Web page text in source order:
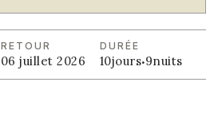
RETOUR
06 juillet 2026
DURÉE
10jours·9nuits